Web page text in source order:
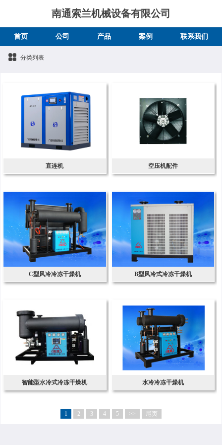
南通索兰机械设备有限公司
首页 公司 产品 案例 联系我们
分类列表
直连机 空压机配件
C型风冷冷冻干燥机 B型风冷式冷冻干燥机
智能型水冷式冷冻干燥机 水冷冷冻干燥机
1 2 3 4 5 >> 尾页